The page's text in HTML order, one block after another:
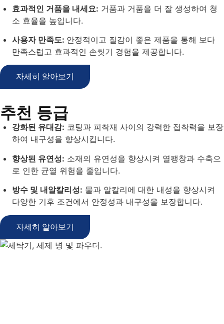
효과적인 거품을 내세요: 거품과 거품을 더 잘 생성하여 청
소 효율을 높입니다.
사용자 만족도: 안정적이고 질감이 좋은 제품을 통해 보다
만족스럽고 효과적인 손씻기 경험을 제공합니다.
자세히 알아보기
추천 등급
강화된 유대감: 코팅과 피착재 사이의 강력한 접착력을 보장
하여 내구성을 향상시킵니다.
향상된 유연성: 소재의 유연성을 향상시켜 열팽창과 수축으
로 인한 균열 위험을 줄입니다.
방수 및 내알칼리성: 물과 알칼리에 대한 내성을 향상시켜
다양한 기후 조건에서 안정성과 내구성을 보장합니다.
자세히 알아보기